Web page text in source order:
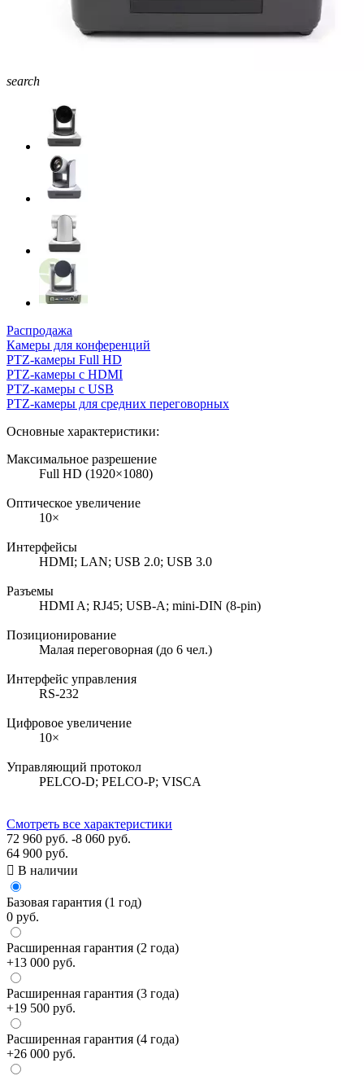
search
Распродажа
Камеры для конференций
PTZ-камеры Full HD
PTZ-камеры с HDMI
PTZ-камеры с USB
PTZ-камеры для средних переговорных
Основные характеристики:
Максимальное разрешение
Full HD (1920×1080)
Оптическое увеличение
10×
Интерфейсы
HDMI; LAN; USB 2.0; USB 3.0
Разъемы
HDMI A; RJ45; USB-A; mini-DIN (8-pin)
Позиционирование
Малая переговорная (до 6 чел.)
Интерфейс управления
RS-232
Цифровое увеличение
10×
Управляющий протокол
PELCO-D; PELCO-P; VISCA
Смотреть все характеристики
72 960 руб. -8 060 руб.
64 900 руб.
 В наличии
Базовая гарантия (1 год)
0 руб.
Расширенная гарантия (2 года)
+13 000 руб.
Расширенная гарантия (3 года)
+19 500 руб.
Расширенная гарантия (4 года)
+26 000 руб.